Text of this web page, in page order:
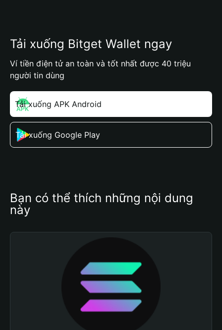
Tải xuống Bitget Wallet ngay
Ví tiền điện tử an toàn và tốt nhất được 40 triệu
người tin dùng
Tải xuống APK Android
Tải xuống Google Play
Bạn có thể thích những nội dung
này